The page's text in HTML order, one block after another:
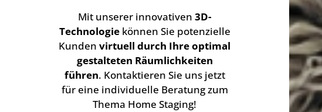
Mit unserer innovativen3D-
Technologiekönnen Sie potenzielle
Kundenvirtuell durch Ihre optimal
gestalteten Räumlichkeiten
führen. Kontaktieren Sie uns jetzt
für eine individuelle Beratung zum
Thema Home Staging!